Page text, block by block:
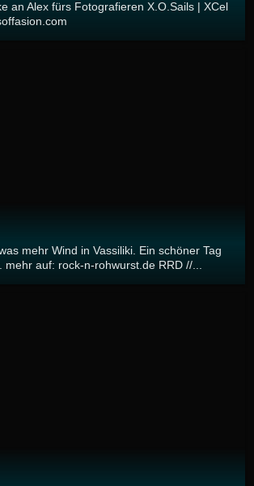
an Alex fürs Fotografieren X.O.Sails | XCel
mehr Wind in Vassiliki. Ein schöner Tag
mehr auf: rock-n-rohwurst.de RRD //...